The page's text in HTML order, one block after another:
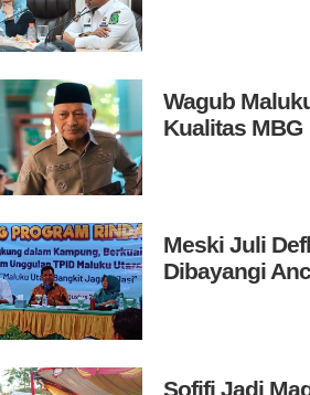
Wagub
Kualitas MBG
Meski Juli
Dibayangi
Sofifi Jadi